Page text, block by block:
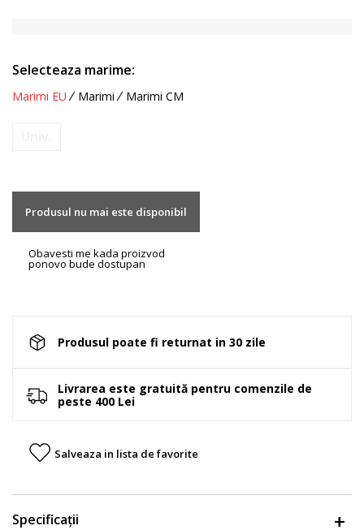
Selecteaza marime:
Marimi EU Marimi Marimi CM
Produsul nu mai este disponibil
Obavesti me kada proizvod
ponovo bude dostupan
Produsul poate fi returnat in 30 zile
Livrarea este gratuită pentru comenzile de
peste 400 Lei
Salveaza in lista de favorite
Specificații